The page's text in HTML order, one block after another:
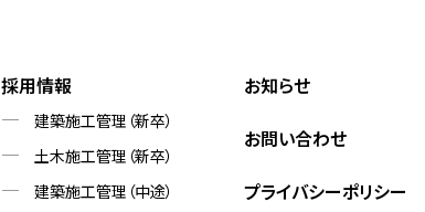
採用情報
建築施工管理（新卒）
土木施工管理（新卒）
建築施工管理（中途）
お知らせ
お問い合わせ
プライバシーポリシー